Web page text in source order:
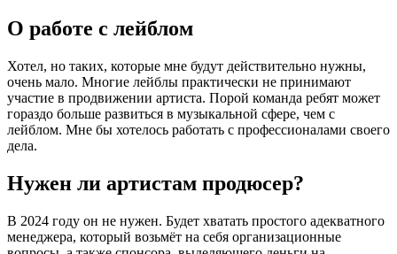
О работе с лейблом
Хотел, но таких, которые мне будут действительно нужны,
очень мало. Многие лейблы практически не принимают
участие в продвижении артиста. Порой команда ребят может
гораздо больше развиться в музыкальной сфере, чем с
лейблом. Мне бы хотелось работать с профессионалами своего
дела.
Нужен ли артистам продюсер?
В 2024 году он не нужен. Будет хватать простого адекватного
менеджера, который возьмёт на себя организационные